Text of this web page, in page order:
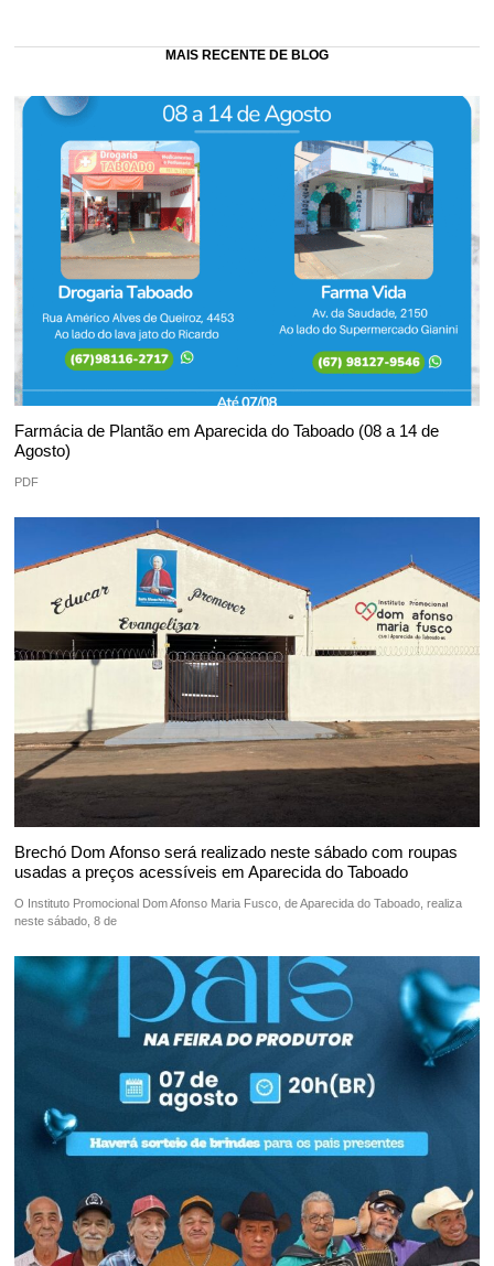
MAIS RECENTE DE BLOG
Farmácia de Plantão em Aparecida do Taboado (08 a 14 de
Agosto)
PDF
Brechó Dom Afonso será realizado neste sábado com roupas
usadas a preços acessíveis em Aparecida do Taboado
O Instituto Promocional Dom Afonso Maria Fusco, de Aparecida do Taboado, realiza
neste sábado, 8 de